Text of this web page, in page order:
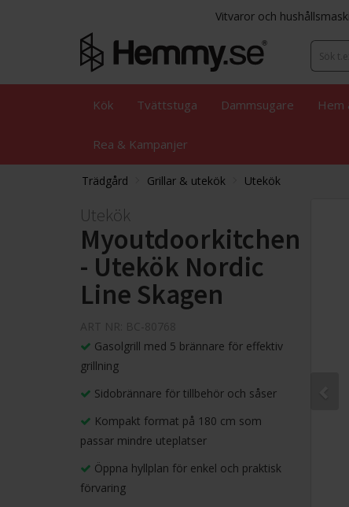
Vitvaror och
Kök Tvättstuga Dammsugare Hem
Rea & Kampanjer
Trädgård Grillar & utekök Utekök
Utekök
Myoutdoorkitchen
- Utekök Nordic
Line Skagen
Gasolgrill med 5 brännare för effektiv
grillning
Sidobrännare för tillbehör och såser
Kompakt format på 180 cm som
passar mindre uteplatser
Öppna hyllplan för enkel och praktisk
förvaring